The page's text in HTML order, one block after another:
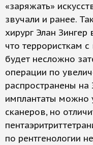
«заряжать»
звучали и ранее.
хирург Элан
что террористкам
будет несложно
операции по
распространены
имплантаты
сканеров, но
по рентгенологии